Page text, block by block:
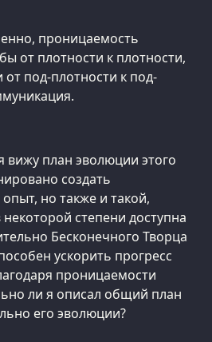
проницаемость
от плотности к плотности,
от под-плотности к под-
вижу план эволюции этого
создать
но также и такой,
степени доступна
Бесконечного Творца
ускорить прогресс
проницаемости
ли я описал общий план
его эволюции?